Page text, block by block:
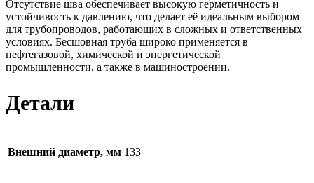
Отсутствие шва обеспечивает высокую герметичность и
устойчивость к давлению, что делает её идеальным выбором
для трубопроводов, работающих в сложных и ответственных
условиях. Бесшовная труба широко применяется в
нефтегазовой, химической и энергетической
промышленности, а также в машиностроении.
Детали
Внешний диаметр, мм 133